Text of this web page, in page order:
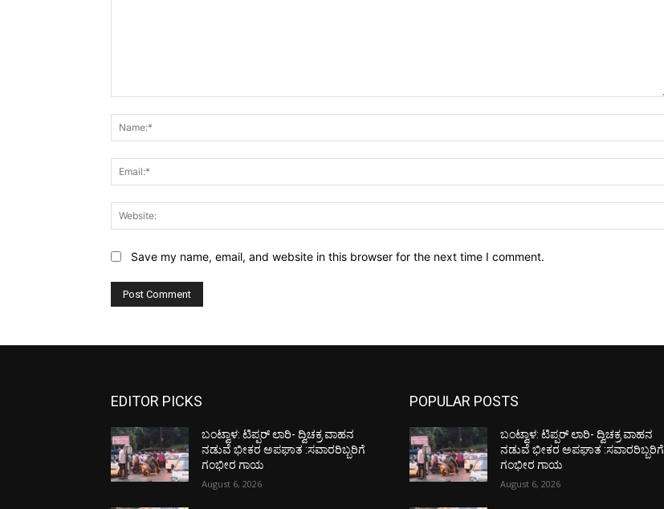
Save my name, email, and website in this browser for the next time I comment.
EDITOR PICKS
ಬಂಟ್ವಾಳ: ಟಿಪ್ಪರ್ ಲಾರಿ- ದ್ವಿಚಕ್ರ ವಾಹನ
ನಡುವೆ ಭೀಕರ ಅಪಘಾತ :ಸವಾರರಿಬ್ಬರಿಗೆ
ಗಂಭೀರ ಗಾಯ
August 6, 2026
POPULAR POSTS
ಬಂಟ್ವಾಳ: ಟಿಪ್ಪರ್ ಲಾರಿ- ದ್ವಿಚಕ್ರ ವಾಹನ
ನಡುವೆ ಭೀಕರ ಅಪಘಾತ :ಸವಾರರಿಬ್ಬರಿಗೆ
ಗಂಭೀರ ಗಾಯ
August 6, 2026